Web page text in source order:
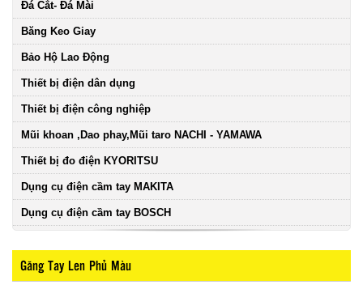
Đá Cắt- Đá Mài
Băng Keo Giay
Bảo Hộ Lao Động
Thiết bị điện dân dụng
Thiết bị điện công nghiệp
Mũi khoan ,Dao phay,Mũi taro NACHI - YAMAWA
Thiết bị đo điện KYORITSU
Dụng cụ điện cầm tay MAKITA
Dụng cụ điện cầm tay BOSCH
Găng Tay Len Phủ Màu